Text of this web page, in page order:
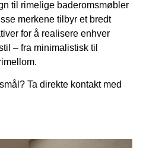
til rimelige baderomsmøbler
merkene tilbyr et bredt
for å realisere enhver
– fra minimalistisk til
Ta direkte kontakt med